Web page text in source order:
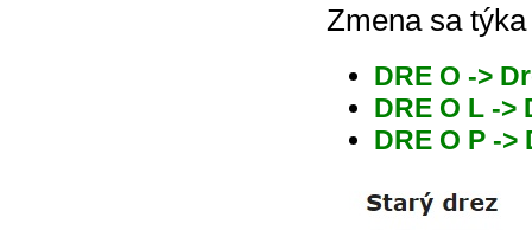
Zmena sa
DRE O ->
DRE O L -
DRE O P -